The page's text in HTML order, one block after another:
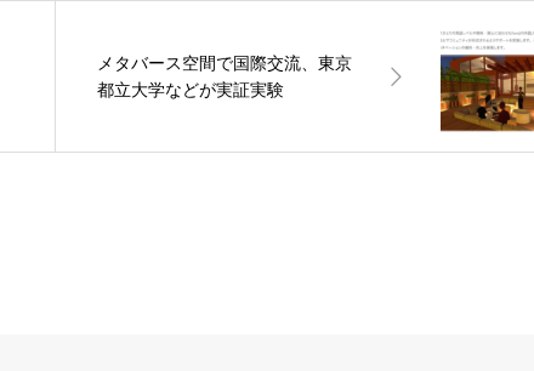
メタバース空間で国際交流、東京
都立大学などが実証実験